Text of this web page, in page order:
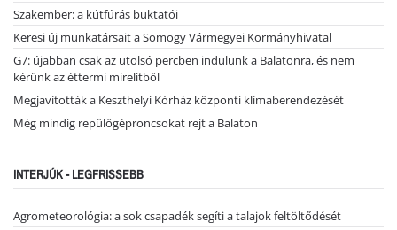
Szakember: a kútfúrás buktatói
Keresi új munkatársait a Somogy Vármegyei Kormányhivatal
G7: újabban csak az utolsó percben indulunk a Balatonra, és nem
kérünk az éttermi mirelitből
Megjavították a Keszthelyi Kórház központi klímaberendezését
Még mindig repülőgéproncsokat rejt a Balaton
INTERJÚK - LEGFRISSEBB
Agrometeorológia: a sok csapadék segíti a talajok feltöltődését